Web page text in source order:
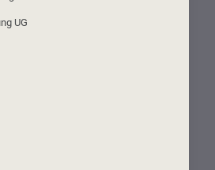
UG